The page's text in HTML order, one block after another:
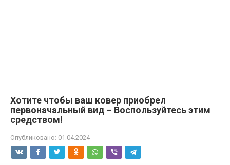
Хотите чтобы ваш ковер приобрел
первоначальный вид – Воспользуйтесь этим
средством!
Опубликовано: 01.04.2024